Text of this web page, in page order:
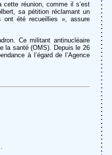
cette réunion, comme il s’est
sa pétition réclamant un
ont été recueillies », assure
Ce militant antinucléaire
la santé (OMS). Depuis le 26
à l’égard de l’Agence